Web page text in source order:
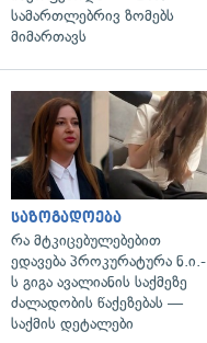
სამართლებრივ ზომებს
მიმართავს
საზოგადოება
რა მტკიცებულებებით
ედავება პროკურატურა ნ.ი.-
ს გიგა ავალიანის საქმეზე
ძალადობის წაქეზებას —
საქმის დეტალები